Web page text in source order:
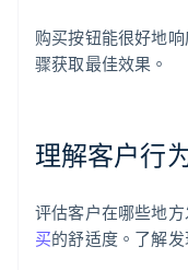
购买按钮能很好地
骤获取最佳效果。
理解客户行
评估客户在哪些地
买的舒适度。了解